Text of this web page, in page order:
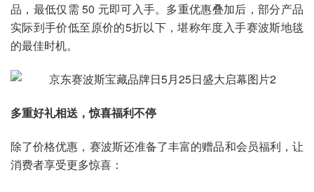
品，最低仅需 50 元即可入手。多重优惠叠加后，部分产品
实际到手价低至原价的5折以下，堪称年度入手赛波斯地毯
的最佳时机。
多重好礼相送，惊喜福利不停
除了价格优惠，赛波斯还准备了丰富的赠品和会员福利，让
消费者享受更多惊喜：